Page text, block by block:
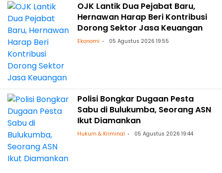
OJK Lantik Dua Pejabat Baru,
Hernawan Harap Beri Kontribusi
Dorong Sektor Jasa Keuangan
Ekonomi 05 Agustus 2026 19:55
Polisi Bongkar Dugaan Pesta
Sabu di Bulukumba, Seorang ASN
Ikut Diamankan
Hukum & Kriminal 05 Agustus 2026 19:44